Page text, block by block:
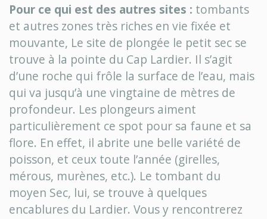
Pour ce qui est des autres sites : tombants
et autres zones très riches en vie fixée et
mouvante, Le site de plongée le petit sec se
trouve à la pointe du Cap Lardier. Il s’agit
d’une roche qui frôle la surface de l’eau, mais
qui va jusqu’à une vingtaine de mètres de
profondeur. Les plongeurs aiment
particulièrement ce spot pour sa faune et sa
flore. En effet, il abrite une belle variété de
poisson, et ceux toute l’année (girelles,
mérous, murènes, etc.). Le tombant du
moyen Sec, lui, se trouve à quelques
encablures du Lardier. Vous y rencontrerez